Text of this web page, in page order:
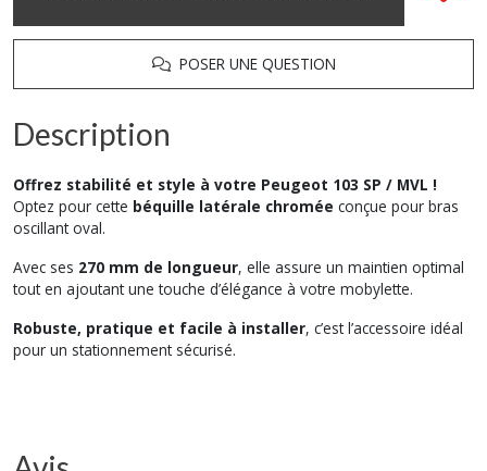
POSER UNE QUESTION
Description
Offrez stabilité et style à votre Peugeot 103 SP / MVL !
Optez pour cette béquille latérale chromée conçue pour bras
oscillant oval.
Avec ses 270 mm de longueur, elle assure un maintien optimal
tout en ajoutant une touche d’élégance à votre mobylette.
Robuste, pratique et facile à installer, c’est l’accessoire idéal
pour un stationnement sécurisé.